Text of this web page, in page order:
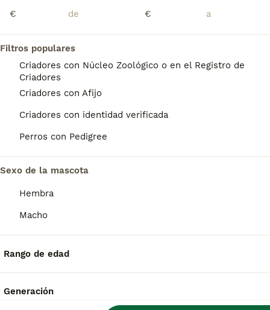
€
€
Filtros populares
Criadores con Núcleo Zoológico o en el Registro de
Criadores
Criadores con Afijo
Criadores con identidad verificada
Perros con Pedigree
Sexo de la mascota
Hembra
Macho
Rango de edad
Generación
Preguntas frecuentes
¿Dogo Argentino es
agresivo?
A pesar de su apariencia imponente, son
generalmente amigables y cariñosos con sus
propietarios y pueden ser muy afectuosos.
Es esencial destacar que el Dogo Argentino
¿Cómo se comporta el Dogo
Argentino con los niños?